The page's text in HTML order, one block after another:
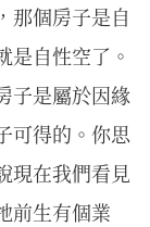
那個房子是自
是自性空了。
子是屬於因緣
可得的。你思
現在我們看見
前生有個業